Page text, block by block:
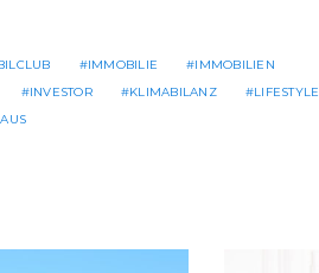
IMMOBILIE
IMMOBILIEN
INVESTOR KLIMABILANZ LIFESTYLE